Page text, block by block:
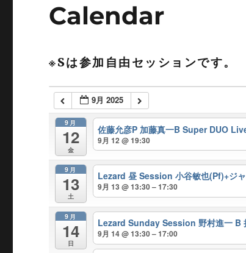
Calendar
※Sは参加自由セッションです。
9月 2025
9月
12
金
佐藤允彦P 加藤真一B Super DUO
9月 12 @ 19:30
9月
13
土
Lezard 昼 Session 小谷敏也(Pf)+ジ
9月 13 @ 13:30 – 17:30
9月
14
日
Lezard Sunday Session 野村進一 B
9月 14 @ 13:30 – 17:00